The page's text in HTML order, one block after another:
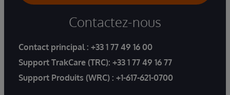
Contactez-nous
Contact principal : +33 1 77 49 16 00
Support TrakCare (TRC): +33 1 77 49 16 77
Support Produits (WRC) : +1-617-621-0700